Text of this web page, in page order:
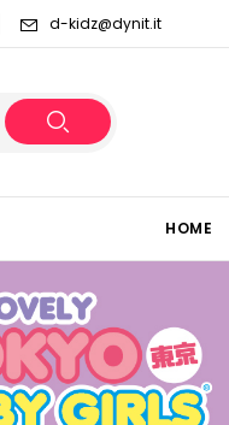
d-kidz@dynit.it
HOME